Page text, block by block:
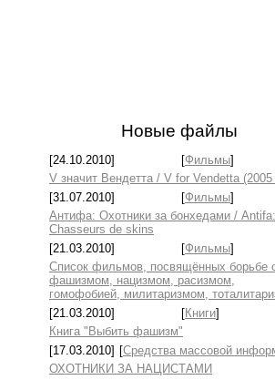
Новые файлы
[24.10.2010] [Фильмы]
V значит Вендетта / V for Vendetta (2005
[31.07.2010]
[Фильмы]
Антифа: Охотники за бонхедами / Antifa:
Chasseurs de skins
[21.03.2010]
[Фильмы]
Список фильмов, посвящённых борьбе
фашизмом, нацизмом, расизмом,
гомофобией, милитаризмом,
[21.03.2010]
[Книги]
Книга "Выбить фашизм"
[17.03.2010] [Средства массовой
ОХОТНИКИ ЗА НАЦИСТАМИ